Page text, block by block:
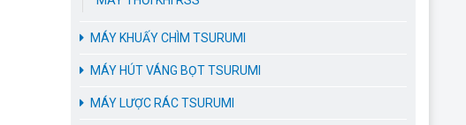
MÁY KHUẤY CHÌM TSURUMI
MÁY HÚT VÁNG BỌT TSURUMI
MÁY LƯỢC RÁC TSURUMI